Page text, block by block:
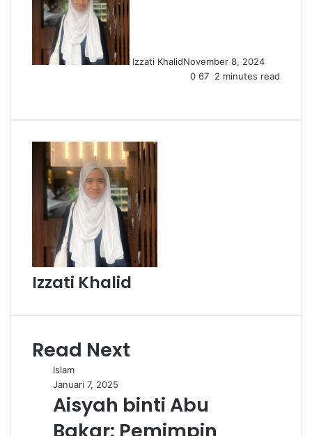
Izzati KhalidNovember 8, 2024
0 67 2 minutes read
Email
Izzati Khalid
Read Next
Islam
Januari 7, 2025
Aisyah binti Abu
Bakar: Pemimpin